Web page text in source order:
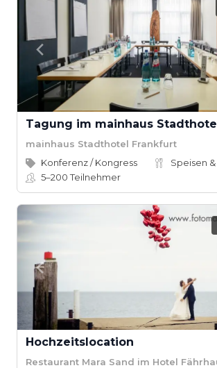
Tagung im mainhaus
mainhaus Stadthotel Frankfurt
Konferenz / Kongress
Speisen
5–200Teilnehmer
Hochzeitslocation
Restaurant Mara Sand im Hotel